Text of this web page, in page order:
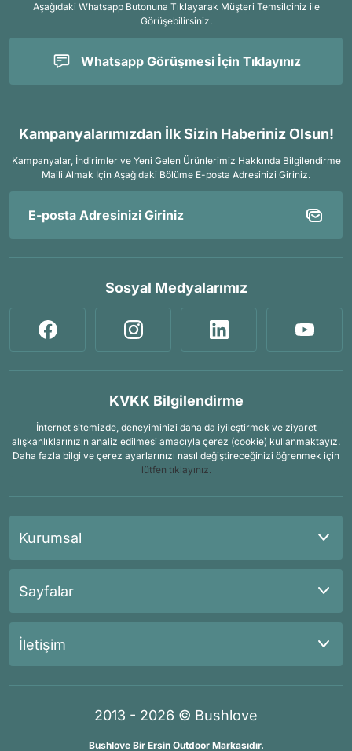
Aşağıdaki Whatsapp Butonuna Tıklayarak Müşteri Temsilciniz ile
Görüşebilirsiniz.
Whatsapp Görüşmesi İçin Tıklayınız
Kampanyalarımızdan İlk Sizin Haberiniz Olsun!
Kampanyalar, İndirimler ve Yeni Gelen Ürünlerimiz Hakkında Bilgilendirme
Maili Almak İçin Aşağıdaki Bölüme E-posta Adresinizi Giriniz.
Sosyal Medyalarımız
KVKK Bilgilendirme
İnternet sitemizde, deneyiminizi daha da iyileştirmek ve ziyaret
alışkanlıklarınızın analiz edilmesi amacıyla çerez (cookie) kullanmaktayız.
Daha fazla bilgi ve çerez ayarlarınızı nasıl değiştireceğinizi öğrenmek için
lütfen tıklayınız.
Kurumsal
Sayfalar
İletişim
2013 - 2026 © Bushlove
Bushlove Bir Ersin Outdoor Markasıdır.